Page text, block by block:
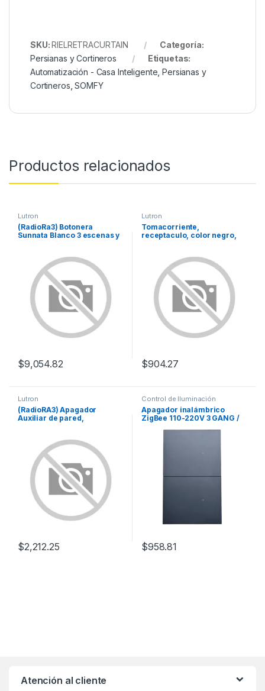
SKU:RIELRETRACURTAIN
Categoría:
Persianas y Cortineros
Etiquetas:
Automatización - Casa Inteligente ,Persianas y
Cortineros ,SOMFY
Productos relacionados
Lutron
(RadioRa3) Botonera
Sunnata Blanco 3 escenas y
escenas diferentes en cada
botón.
$9,054.82
Lutron
Tomacorriente,
receptaculo, color negro,
$904.27
Lutron
(RadioRA3) Apagador
Auxiliar de pared,
o escalera. Color blanco.
$2,212.25
Control de Iluminación
Apagador inalámbrico
ZigBee 110-220V 3 GANG /
$958.81
Atención al cliente